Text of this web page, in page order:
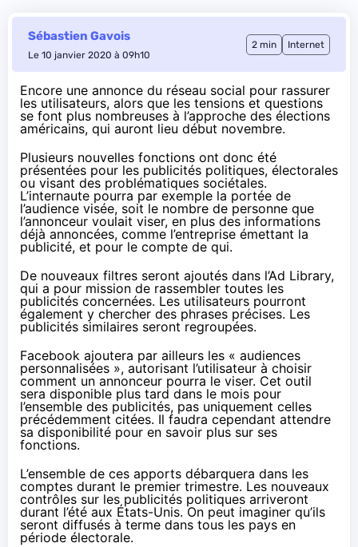
Sébastien Gavois
Le 10 janvier 2020 à 09h10
2 min Internet
Encore une annonce du réseau social pour rassurer
les utilisateurs, alors que les tensions et questions
se font plus nombreuses à l’approche des élections
américains, qui auront lieu début novembre.
Plusieurs nouvelles fonctions ont donc été
présentées pour les publicités politiques, électorales
ou visant des problématiques sociétales.
L’internaute pourra par exemple la portée de
l’audience visée, soit le nombre de personne que
l’annonceur voulait viser, en plus des informations
déjà annoncées, comme l’entreprise émettant la
publicité, et pour le compte de qui.
De nouveaux filtres seront ajoutés dans l’Ad Library,
qui a pour mission de rassembler toutes les
publicités concernées. Les utilisateurs pourront
également y chercher des phrases précises. Les
publicités similaires seront regroupées.
Facebook ajoutera par ailleurs les « audiences
personnalisées », autorisant l’utilisateur à choisir
comment un annonceur pourra le viser. Cet outil
sera disponible plus tard dans le mois pour
l’ensemble des publicités, pas uniquement celles
précédemment citées. Il faudra cependant attendre
sa disponibilité pour en savoir plus sur ses
fonctions.
L’ensemble de ces apports débarquera dans les
comptes durant le premier trimestre. Les nouveaux
contrôles sur les publicités politiques arriveront
durant l’été aux États-Unis. On peut imaginer qu’ils
seront diffusés à terme dans tous les pays en
période électorale.